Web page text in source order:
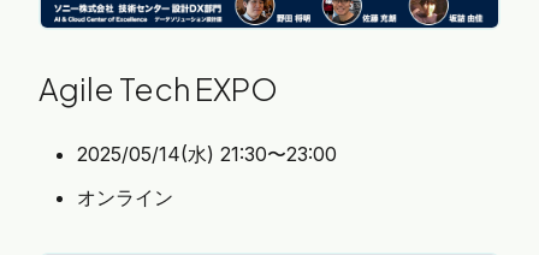
Agile Tech EXPO
2025/05/14(水) 21:30〜23:00
オンライン